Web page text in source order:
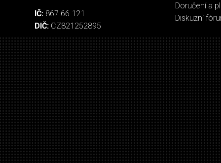
IČ: 867 66 121
DIČ: CZ821252895
Doručení a
Diskuzní